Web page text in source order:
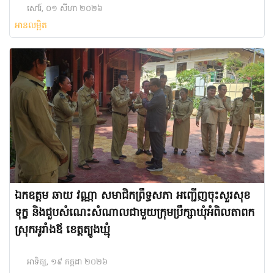
សៅរ៍, ០១ សីហា ២០២៦
អានលម្អិត
ឯកឧត្តម ឆាយ វណ្ណា សមាជិកព្រឹទ្ធសភា អញ្ជើញចុះសួរសុខ
ទុក្ខ និងជួបសំណេះសំណាលជាមួយក្រុមប្រឹក្សាឃុំអំពិលតាពក
ស្រុកអូរាំងឪ ខេត្តត្បូងឃ្មុំ​
អាទិត្យ, ១៩ កក្កដា ២០២៦